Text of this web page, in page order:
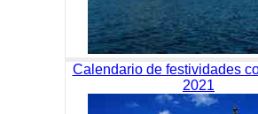
Calendario de festividades
2021